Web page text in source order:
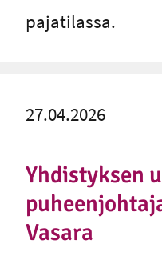
pajatilassa.
Yhdistyksen
Vasara
27.04.2026